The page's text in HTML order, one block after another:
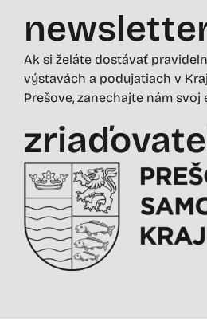
Ak si želáte dostávať
výstavách a podujatiach v
Prešove, zanechajte nám svoj